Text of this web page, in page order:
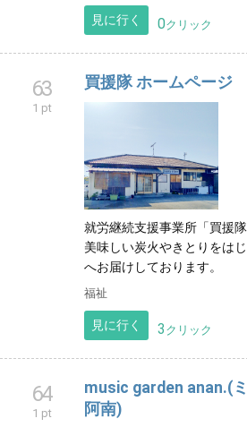
見に行く 0クリック
63
1 pt
買援隊 ホームページ
就労継続支援事業所「買援
美味しい炭火やきとりをは
へお届けしております。
福祉
見に行く 3 クリック
64
1 pt
music garden anan.(
阿南)